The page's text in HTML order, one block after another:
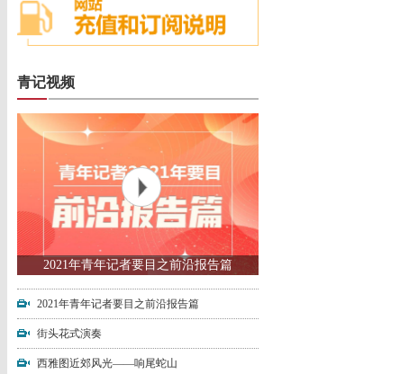
青记视频
2021年青年记者要目之前沿报告篇
2021年青年记者要目之前沿报告篇
街头花式演奏
西雅图近郊风光——响尾蛇山